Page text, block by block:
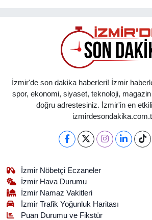
İzmir'de son dakika haberleri! İzmir
spor, ekonomi, siyaset, teknoloji,
doğru adrestesiniz. İzmir'in en
İzmir Nöbetçi Eczaneler
İzmir Hava Durumu
İzmir Namaz Vakitleri
İzmir Trafik Yoğunluk Haritası
Puan Durumu ve Fikstür